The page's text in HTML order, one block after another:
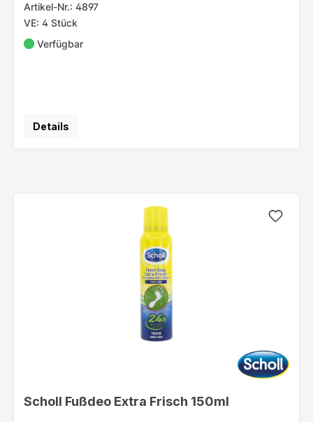
Artikel-Nr.: 4897
VE: 4 Stück
Verfügbar
Details
Scholl Fußdeo Extra Frisch 150ml